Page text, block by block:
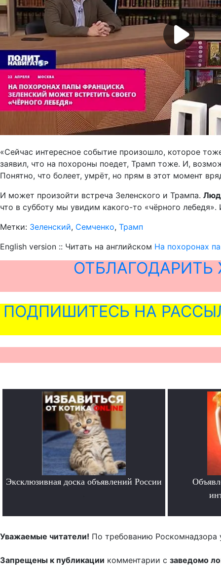
«Сейчас интересное событие произошло, которое
заявил, что на похороны поедет, Трамп тоже. И,
Понятно, что болеет, умрёт, но прям в этот момент
И может произойти встреча Зеленского и Трампа.
что в субботу мы увидим какого-то «чёрного
Метки: Зеленский, Семченко, Трамп
English version :: Читать на английском На похоронах
ПОДПИШИТЕСЬ НА
Эксклюзивная доска объявлений России
Уважаемые читатели! По требованию Роскомнадзора
Запрещены к публикации комментарии с заведомо